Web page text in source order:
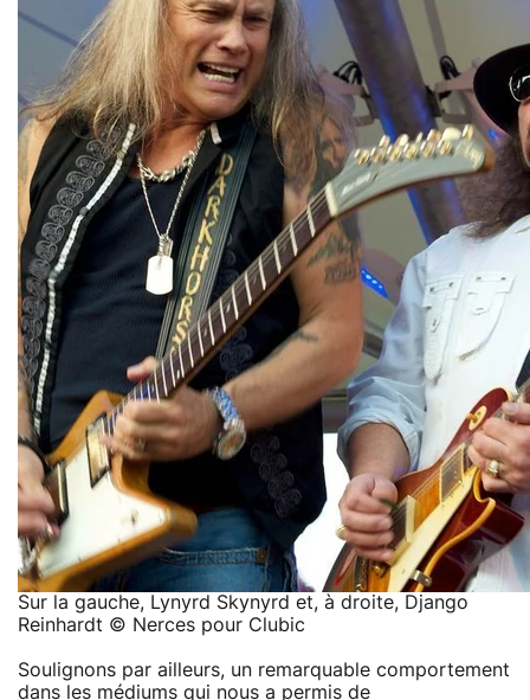
Sur la gauche, Lynyrd Skynyrd et, à droite, Django
Reinhardt © Nerces pour Clubic
Soulignons par ailleurs, un remarquable comportement
dans les médiums qui nous a permis de